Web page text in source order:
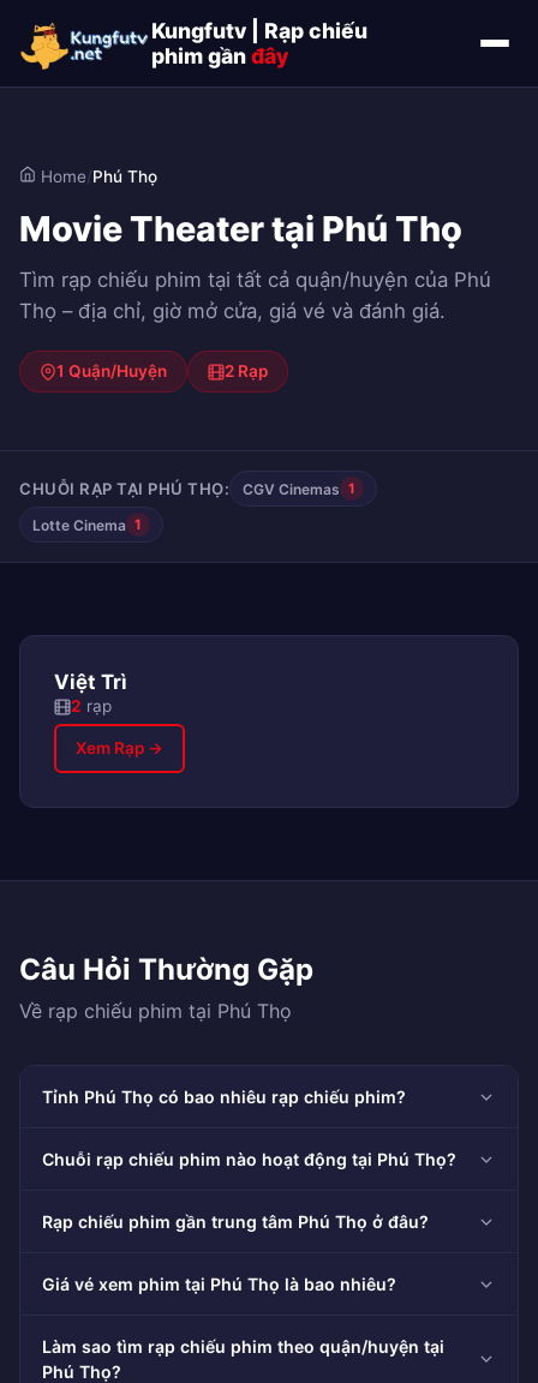
Kungfutv | Rạp chiếu
phim gầnđây
Home/Phú Thọ
Movie Theater tại Phú Thọ
Tìm rạp chiếu phim tại tất cả quận/huyện của Phú
Thọ – địa chỉ, giờ mở cửa, giá vé và đánh giá.
1 Quận/Huyện 2 Rạp
CHUỖI RẠP TẠI PHÚ THỌ: CGV Cinemas 1
Lotte Cinema 1
Việt Trì
2 rạp
Xem Rạp →
Câu Hỏi Thường Gặp
Về rạp chiếu phim tại Phú Thọ
Tỉnh Phú Thọ có bao nhiêu rạp chiếu phim?
Chuỗi rạp chiếu phim nào hoạt động tại Phú Thọ?
Rạp chiếu phim gần trung tâm Phú Thọ ở đâu?
Giá vé xem phim tại Phú Thọ là bao nhiêu?
Làm sao tìm rạp chiếu phim theo quận/huyện tại
Phú Thọ?